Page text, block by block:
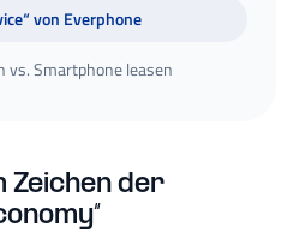
von Everphone
vs. Smartphone leasen
Zeichen der